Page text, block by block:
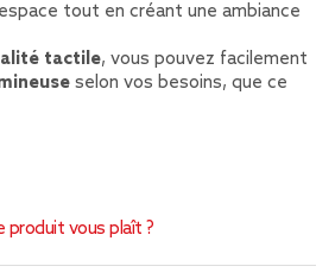
tout en créant une ambiance
tactile, vous pouvez facilement
selon vos besoins, que ce
produit vous plaît ?